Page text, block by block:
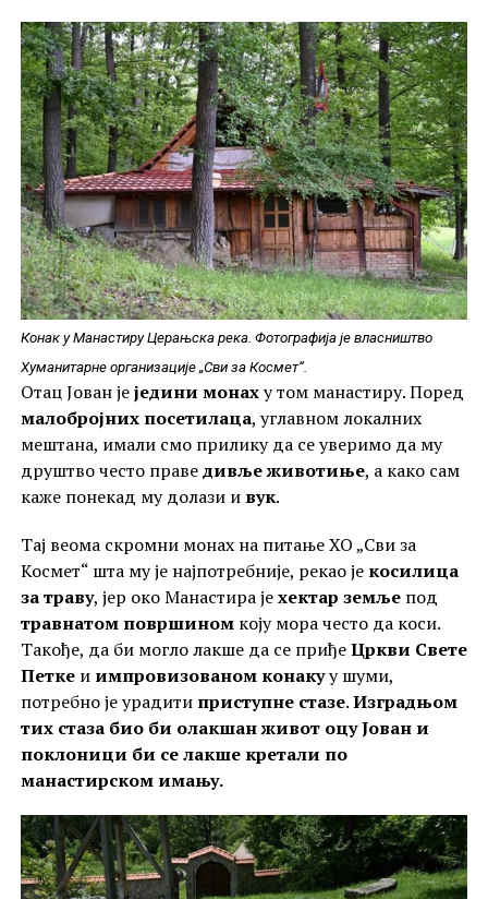
Конак у Манастиру Церањска река. Фотографија је власништво
Хуманитарне организације „Сви за Космет“.
Отац Јован јеједини монаху том манастиру. Поред
малобројних посетилаца, углавном локалних
мештана, имали смо прилику да се уверимо да му
друштво често праведивље животиње, а како сам
каже понекад му долази и вук.
Тај веома скромни монах на питање ХО „Сви за
Космет“ шта му је најпотребније, рекао је косилица
за траву, јер око Манастира јехектар земљепод
травнатом површиномкоју мора често да коси.
Такође, да би могло лакше да се приђеЦркви Свете
Петкеи импровизованом конакуу шуми,
потребно је урадити приступне стазе.Изградњом
тих стаза био би олакшан живот оцу Јован и
поклоници би се лакше кретали по
манастирском имању.